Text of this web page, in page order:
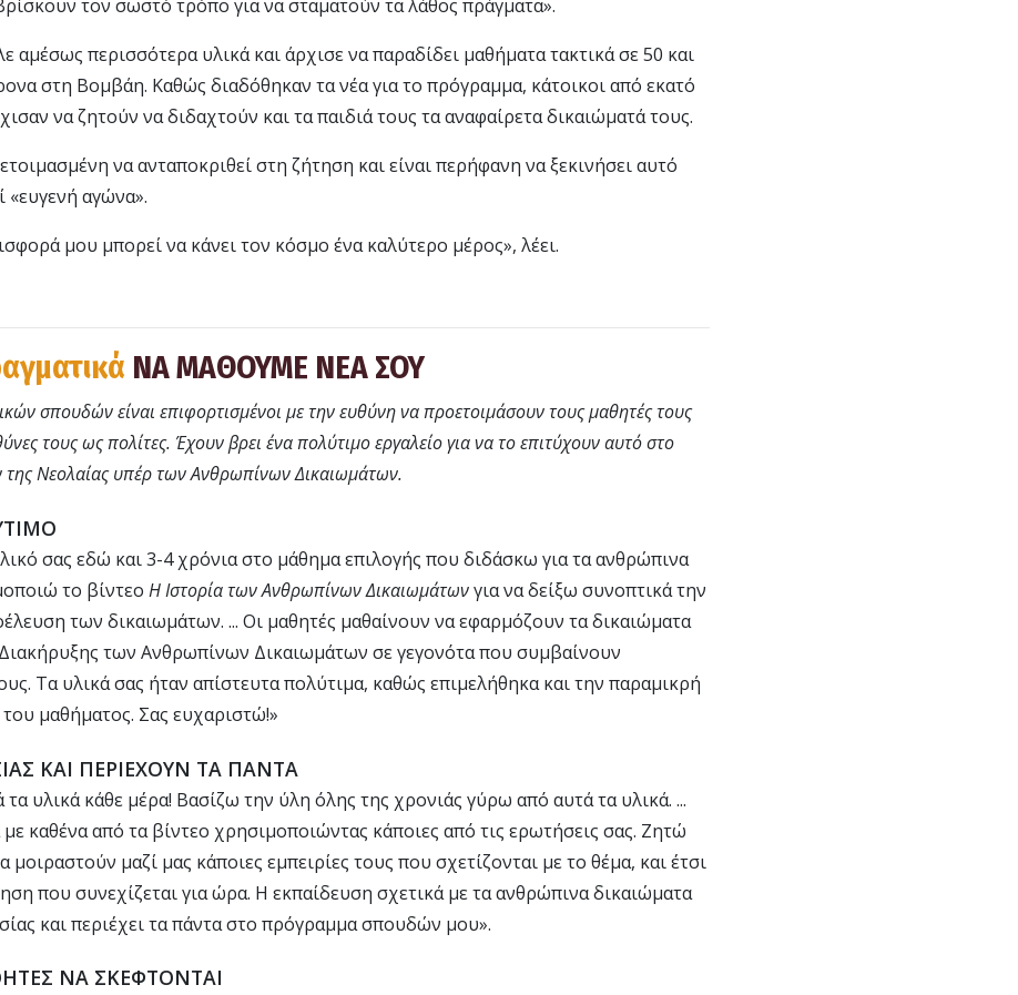
τον σωστό τρόπο για να σταματούν τα λάθος πράγματα».
αμέσως περισσότερα υλικά και άρχισε να παραδίδει μαθήματα τακτικά σε 50 και
στη Βομβάη. Καθώς διαδόθηκαν τα νέα για το πρόγραμμα, κάτοικοι από εκατό
να ζητούν να διδαχτούν και τα παιδιά τους τα αναφαίρετα δικαιώματά τους.
να ανταποκριθεί στη ζήτηση και είναι περήφανη να ξεκινήσει αυτό
«ευγενή αγώνα».
μου μπορεί να κάνει τον κόσμο ένα καλύτερο μέρος», λέει.
ΝΑ ΜΑΘΟΥΜΕ ΝΕΑ ΣΟΥ
σπουδών είναι επιφορτισμένοι με την ευθύνη να προετοιμάσουν τους μαθητές τους
τους ως πολίτες. Έχουν βρει ένα πολύτιμο εργαλείο για να το επιτύχουν αυτό στο
Νεολαίας υπέρ των Ανθρωπίνων Δικαιωμάτων.
σας εδώ και 3-4 χρόνια στο μάθημα επιλογής που διδάσκω για τα ανθρώπινα
το βίντεοΗ Ιστορία των Ανθρωπίνων Δικαιωμάτωνγια να δείξω συνοπτικά την
των δικαιωμάτων. ... Οι μαθητές μαθαίνουν να εφαρμόζουν τα δικαιώματα
Διακήρυξης των Ανθρωπίνων Δικαιωμάτων σε γεγονότα που συμβαίνουν
Τα υλικά σας ήταν απίστευτα πολύτιμα, καθώς επιμελήθηκα και την παραμικρή
μαθήματος. Σας ευχαριστώ!»
ΚΑΙ ΠΕΡΙΕΧΟΥΝ ΤΑ ΠΑΝΤΑ
υλικά κάθε μέρα! Βασίζω την ύλη όλης της χρονιάς γύρω από αυτά τα υλικά. ...
καθένα από τα βίντεο χρησιμοποιώντας κάποιες από τις ερωτήσεις σας. Ζητώ
μοιραστούν μαζί μας κάποιες εμπειρίες τους που σχετίζονται με το θέμα, και έτσι
που συνεχίζεται για ώρα. Η εκπαίδευση σχετικά με τα ανθρώπινα δικαιώματα
και περιέχει τα πάντα στο πρόγραμμα σπουδών μου».
ΝΑ ΣΚΕΦΤΟΝΤΑΙ